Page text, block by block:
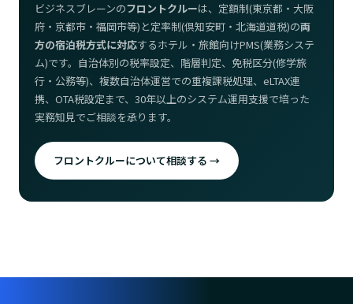
ビジネスブレーンのフロントクルーは、定額制(東京都・大阪
府・京都市・福岡市等)と定率制(倶知安町・北海道道税)の両
方の宿泊税方式に対応するホテル・旅館向けPMS(業務システ
ム)です。自治体別の税率設定、階層判定、免税区分(修学旅
行・公務等)、複数自治体運営での重複課税処理、eLTAX連
携、OTA税設定まで、30年以上のシステム運用支援で培った
実務知見でご相談を承ります。
フロントクルーについて相談する →